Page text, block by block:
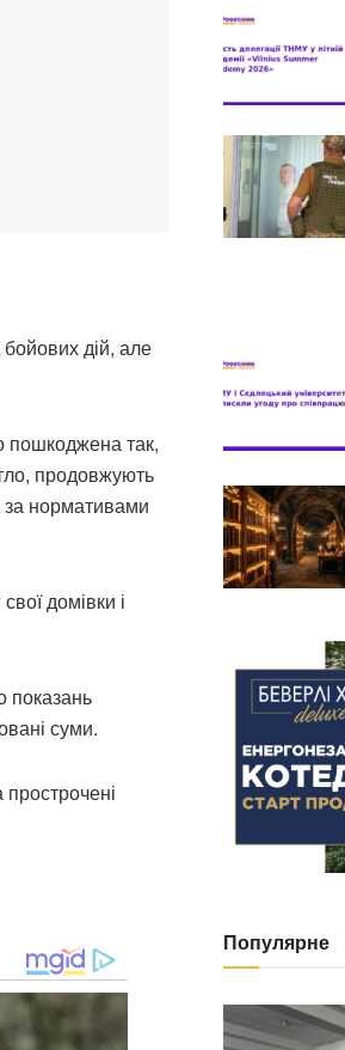
дій, але
пошкоджена так,
продовжують
за нормативами
домівки і
показань
суми.
Популярне